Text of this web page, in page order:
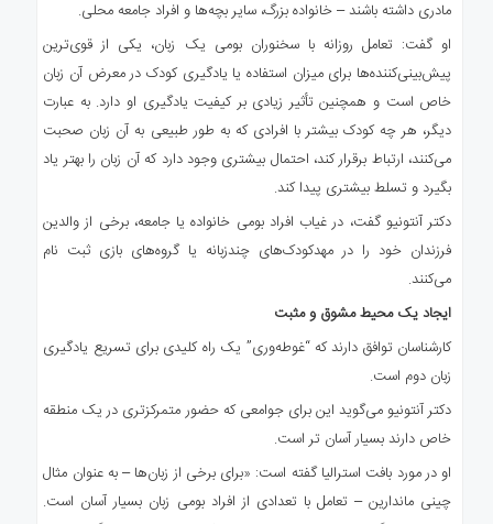
مادری داشته باشند – خانواده بزرگ، سایر بچه‌ها و افراد جامعه محلی.
او گفت: تعامل روزانه با سخنوران بومی یک زبان، یکی از قوی‌ترین
پیش‌بینی‌کننده‌ها برای میزان استفاده یا یادگیری کودک در معرض آن زبان
خاص است و همچنین تأثیر زیادی بر کیفیت یادگیری او دارد. به عبارت
دیگر، هر چه کودک بیشتر با افرادی که به طور طبیعی به آن زبان صحبت
می‌کنند، ارتباط برقرار کند، احتمال بیشتری وجود دارد که آن زبان را بهتر یاد
بگیرد و تسلط بیشتری پیدا کند.
دکتر آنتونیو گفت، در غیاب افراد بومی خانواده یا جامعه، برخی از والدین
فرزندان خود را در مهدکودک‌های چندزبانه یا گروه‌های بازی ثبت نام
می‌کنند.
ایجاد یک محیط مشوق و مثبت
کارشناسان توافق دارند که “غوطه‌وری” یک راه کلیدی برای تسریع یادگیری
زبان دوم است.
دکتر آنتونیو می‌گوید این برای جوامعی که حضور متمرکزتری در یک منطقه
خاص دارند بسیار آسان تر است.
او در مورد بافت استرالیا گفته است: «برای برخی از زبان‌ها – به عنوان مثال
چینی ماندارین – تعامل با تعدادی از افراد بومی زبان بسیار آسان است.